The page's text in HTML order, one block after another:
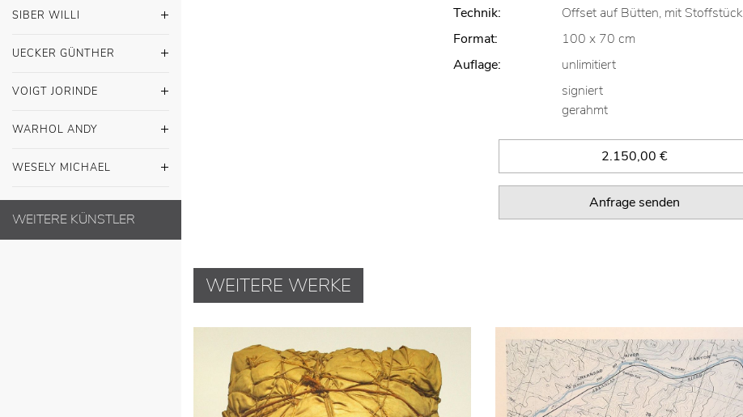
SIBER WILLI
UECKER GÜNTHER
VOIGT JORINDE
WARHOL ANDY
WESELY MICHAEL
WEITERE KÜNSTLER
Technik:
Offset auf Bütten, mit Stoffstück
Format:
100 x 70 cm
Auflage:
unlimitiert
signiert
gerahmt
2.150,00 €
Anfrage senden
WEITERE WERKE